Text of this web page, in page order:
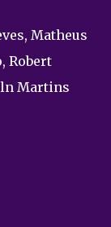
Matheus
Robert
Martins